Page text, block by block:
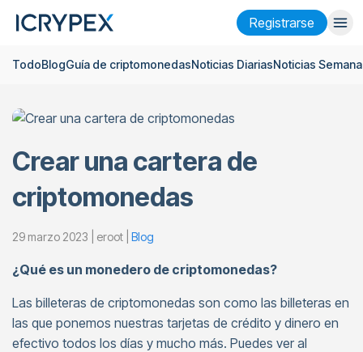
Registrarse
Iniciar sesión Registrarse
Language Español
Tema
TodoBlogGuía de criptomonedasNoticias DiariasNoticias
Crear una cartera de
criptomonedas
29 marzo 2023 | eroot | Blog
¿Qué es un monedero de criptomonedas?
Las billeteras de criptomonedas son como las billeteras en
las que ponemos nuestras tarjetas de crédito y dinero en
efectivo todos los días y mucho más. Puedes ver al